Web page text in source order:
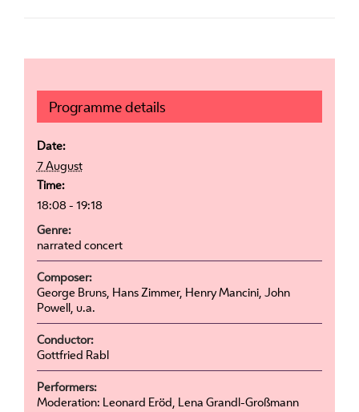
Programme details
Date:
7 August
Time:
18:08 - 19:18
Genre:
narrated concert
Composer:
George Bruns, Hans Zimmer, Henry Mancini, John
Powell, u.a.
Conductor:
Gottfried Rabl
Performers:
Moderation: Leonard Eröd, Lena Grandl-Großmann